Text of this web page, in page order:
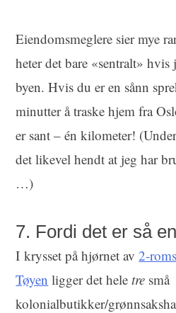
Eiendomsmeglere sier mye
heter det bare «sentralt»
byen. Hvis du er en sånn
minutter å traske hjem fra
er sant – én kilometer!
det likevel hendt at jeg har
…)
7. Fordi det er så
I krysset på hjørnet av2-
Tøyen ligger det heletre små
kolonialbutikker/